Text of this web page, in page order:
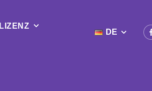
LIZENZ
DE